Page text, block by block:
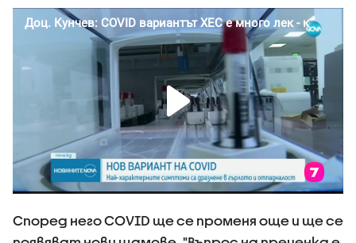
Според него COVID ще се променя още и ще се